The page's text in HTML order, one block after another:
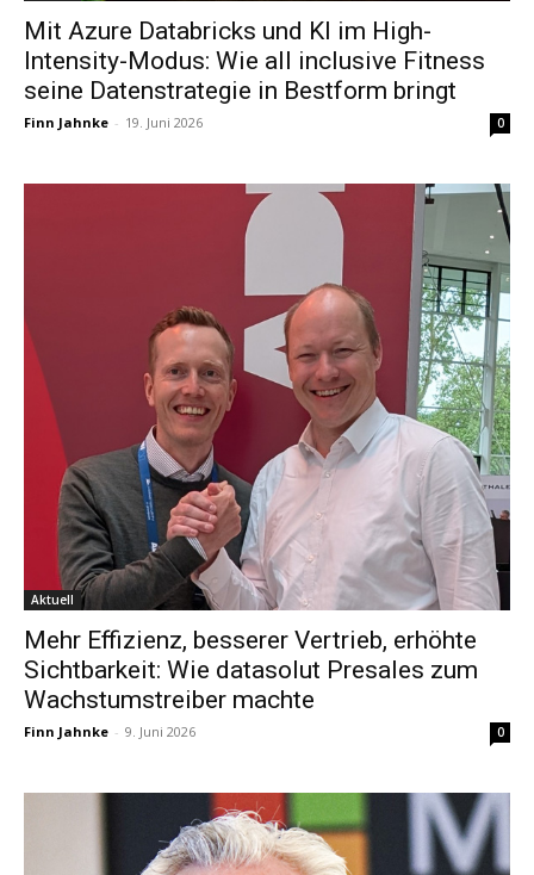
Mit Azure Databricks und KI im High-
Intensity-Modus: Wie all inclusive Fitness
seine Datenstrategie in Bestform bringt
Finn Jahnke - 19. Juni 2026 0
Aktuell
Mehr Effizienz, besserer Vertrieb, erhöhte
Sichtbarkeit: Wie datasolut Presales zum
Wachstumstreiber machte
Finn Jahnke - 9. Juni 2026 0